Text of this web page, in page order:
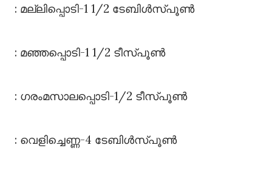
: മല്ലിപ്പൊടി-1 1/2 ടേബിൾസ്പൂൺ
: മഞ്ഞപ്പൊടി-1 1/2 ടീസ്പൂൺ
: ഗരംമസാലപ്പൊടി-1/2 ടീസ്പൂൺ
: വെളിച്ചെണ്ണ-4 ടേബിൾസ്പൂൺ